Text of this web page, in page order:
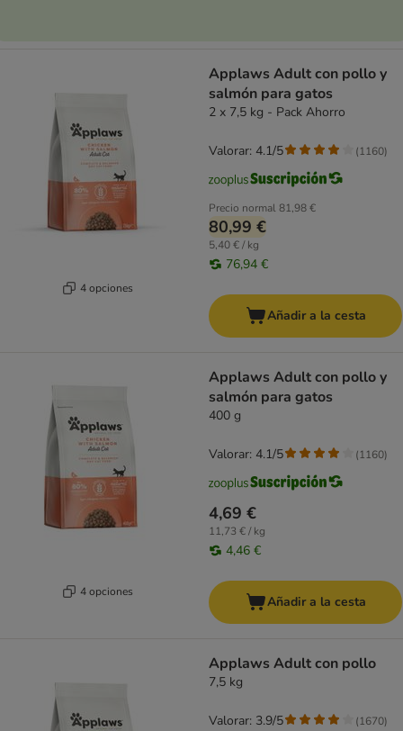
4 opciones
Applaws Adult con pollo y
salmón para gatos
2 x 7,5 kg - Pack Ahorro
Precio normal81,98 €
80,99 €
5,40 € / kg
76,94 €
Valorar: 4.1/5 (1160)
Añadir a la cesta
4 opciones
Applaws Adult con pollo y
salmón para gatos
400 g
4,69 €
11,73 € / kg
4,46 €
Valorar: 4.1/5 (1160)
Añadir a la cesta
Applaws Adult con pollo
7,5 kg
Valorar: 3.9/5 (1670)